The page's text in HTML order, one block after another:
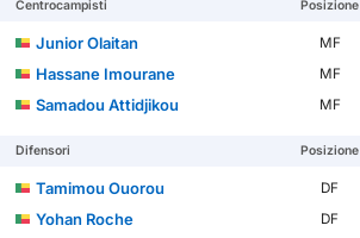
Centrocampisti Posizione
Junior Olaitan MF
Hassane Imourane
MF
Samadou Attidjikou
MF
Difensori Posizione
Tamimou Ouorou DF
Yohan Roche
DF